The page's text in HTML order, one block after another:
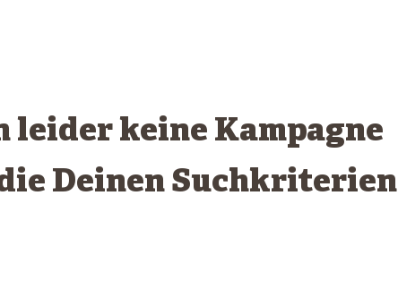
leider keine Kampagne
Deinen Suchkriterien